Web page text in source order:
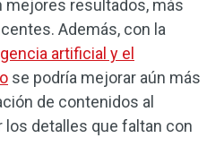
mejores resultados, más
Además, con la
artificial y el
se podría mejorar aún más
de contenidos al
los detalles que faltan con